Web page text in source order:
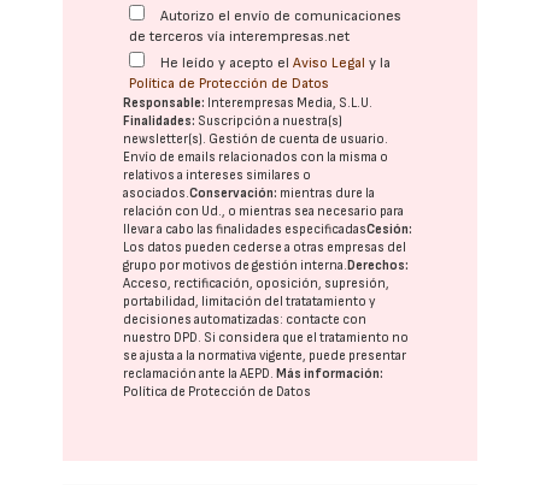
Autorizo el envío de comunicaciones
de terceros vía interempresas.net
He leído y acepto elAviso Legal y la
Política de Protección de Datos
Responsable: Interempresas Media, S.L.U.
Finalidades: Suscripción a nuestra(s)
newsletter(s). Gestión de cuenta de usuario.
Envío de emails relacionados con la misma o
relativos a intereses similares o
asociados.Conservación: mientras dure la
relación con Ud., o mientras sea necesario para
llevar a cabo las finalidades especificadasCesión:
Los datos pueden cederse a otras empresas del
grupo por motivos de gestión interna.Derechos:
Acceso, rectificación, oposición, supresión,
portabilidad, limitación del tratatamiento y
decisiones automatizadas: contacte con
nuestro DPD. Si considera que el tratamiento no
se ajusta a la normativa vigente, puede presentar
reclamación ante laAEPD.Más información:
Política de Protección de Datos